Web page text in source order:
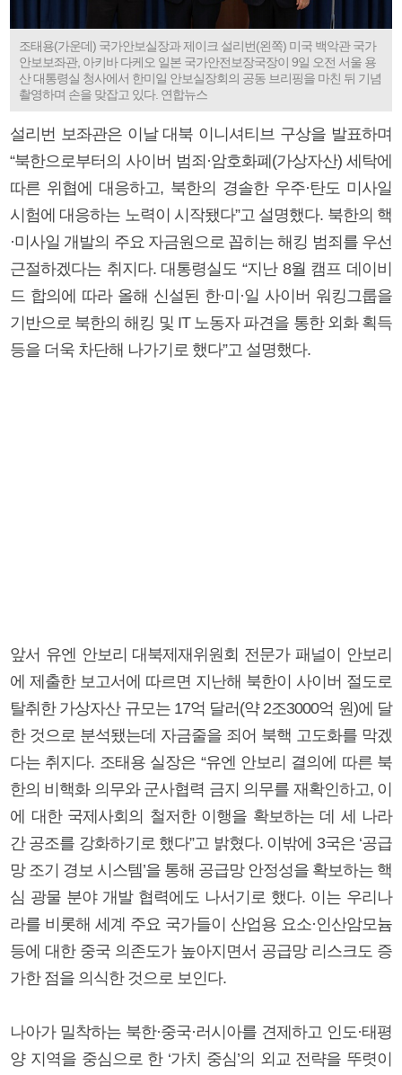
조태용(가운데) 국가안보실장과 제이크 설리번(왼쪽) 미국 백악관 국가
안보보좌관, 아키바 다케오 일본 국가안전보장국장이 9일 오전 서울 용
산 대통령실 청사에서 한미일 안보실장회의 공동 브리핑을 마친 뒤 기념
촬영하며 손을 맞잡고 있다. 연합뉴스
설리번 보좌관은 이날 대북 이니셔티브 구상을 발표하며
“북한으로부터의 사이버 범죄·암호화폐(가상자산) 세탁에
따른 위협에 대응하고, 북한의 경솔한 우주·탄도 미사일
시험에 대응하는 노력이 시작됐다”고 설명했다. 북한의 핵
·미사일 개발의 주요 자금원으로 꼽히는 해킹 범죄를 우선
근절하겠다는 취지다. 대통령실도 “지난 8월 캠프 데이비
드 합의에 따라 올해 신설된 한·미·일 사이버 워킹그룹을
기반으로 북한의 해킹 및 IT 노동자 파견을 통한 외화 획득
등을 더욱 차단해 나가기로 했다”고 설명했다.
앞서 유엔 안보리 대북제재위원회 전문가 패널이 안보리
에 제출한 보고서에 따르면 지난해 북한이 사이버 절도로
탈취한 가상자산 규모는 17억 달러(약 2조3000억 원)에 달
한 것으로 분석됐는데 자금줄을 죄어 북핵 고도화를 막겠
다는 취지다. 조태용 실장은 “유엔 안보리 결의에 따른 북
한의 비핵화 의무와 군사협력 금지 의무를 재확인하고, 이
에 대한 국제사회의 철저한 이행을 확보하는 데 세 나라
간 공조를 강화하기로 했다”고 밝혔다. 이밖에 3국은 ‘공급
망 조기 경보 시스템’을 통해 공급망 안정성을 확보하는 핵
심 광물 분야 개발 협력에도 나서기로 했다. 이는 우리나
라를 비롯해 세계 주요 국가들이 산업용 요소·인산암모늄
등에 대한 중국 의존도가 높아지면서 공급망 리스크도 증
가한 점을 의식한 것으로 보인다.
나아가 밀착하는 북한·중국·러시아를 견제하고 인도·태평
양 지역을 중심으로 한 ‘가치 중심’의 외교 전략을 뚜렷이